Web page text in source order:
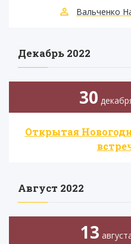
Вальченко
Декабрь 2022
30
Открытая
Август 2022
13